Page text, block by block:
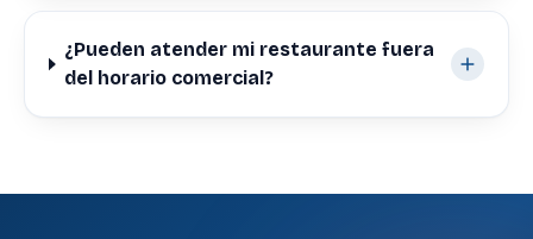
¿Pueden atender mi restaurante fuera
del horario comercial?